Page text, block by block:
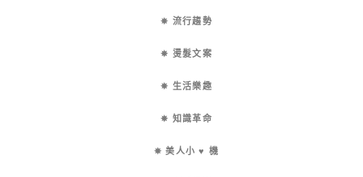
✵ 流行趨勢
✵ 燙髮文案
✵ 生活樂趣
✵ 知識革命
✵ 美人小 ♥ 機